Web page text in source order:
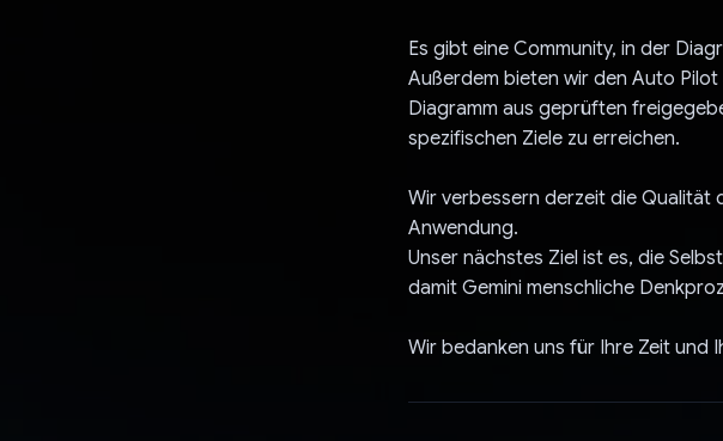
Es gibt eine Community, in der
Außerdem bieten wir den Auto
Diagramm aus geprüften
spezifischen Ziele zu erreichen.
Wir verbessern derzeit die Qualität
Anwendung.
Unser nächstes Ziel ist es, die
damit Gemini menschliche
Wir bedanken uns für Ihre Zeit und